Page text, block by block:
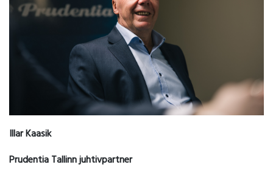
Illar Kaasik
Prudentia Tallinn juhtivpartner